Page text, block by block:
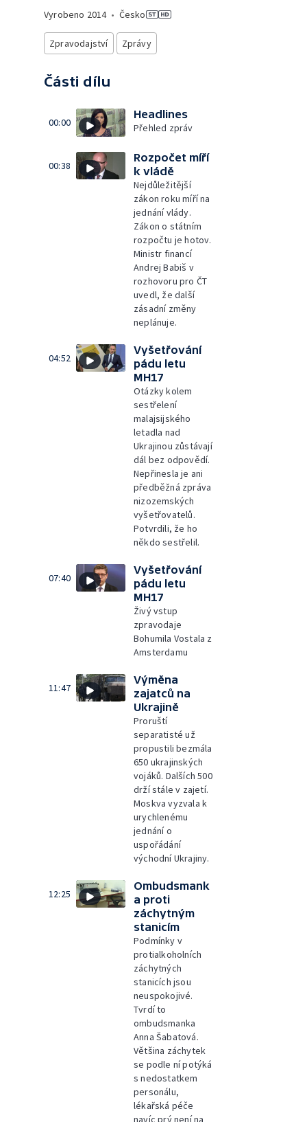
Vyrobeno 2014• Česko
Zpravodajství Zprávy
Části dílu
00:00
Headlines
Přehled zpráv
00:38
Rozpočet míří
k vládě
Nejdůležitější
zákon roku míří na
jednání vlády.
Zákon o státním
rozpočtu je hotov.
Ministr financí
Andrej Babiš v
rozhovoru pro ČT
uvedl, že další
zásadní změny
neplánuje.
04:52
Vyšetřování
pádu letu
MH17
Otázky kolem
sestřelení
malajsijského
letadla nad
Ukrajinou zůstávají
dál bez odpovědí.
Nepřinesla je ani
předběžná zpráva
nizozemských
vyšetřovatelů.
Potvrdili, že ho
někdo sestřelil.
07:40
Vyšetřování
pádu letu
MH17
Živý vstup
zpravodaje
Bohumila Vostala z
Amsterdamu
11:47
Výměna
zajatců na
Ukrajině
Proruští
separatisté už
propustili bezmála
650 ukrajinských
vojáků. Dalších 500
drží stále v zajetí.
Moskva vyzvala k
urychlenému
jednání o
uspořádání
východní Ukrajiny.
12:25
Ombudsmank
a proti
záchytným
stanicím
Podmínky v
protialkoholních
záchytných
stanicích jsou
neuspokojivé.
Tvrdí to
ombudsmanka
Anna Šabatová.
Většina záchytek
se podle ní potýká
s nedostatkem
personálu,
lékařská péče
navíc prý není na